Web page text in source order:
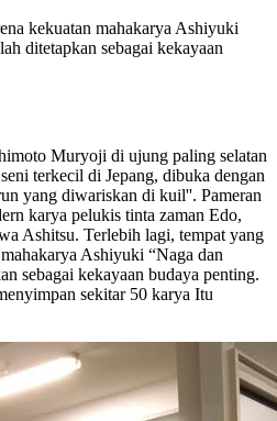
kekuatan mahakarya Ashiyuki
ditetapkan sebagai kekayaan
Muryoji di ujung paling selatan
terkecil di Jepang, dibuka dengan
yang diwariskan di kuil''. Pameran
karya pelukis tinta zaman Edo,
Ashitsu. Terlebih lagi, tempat yang
Ashiyuki “Naga dan
sebagai kekayaan budaya penting.
sekitar 50 karya Itu